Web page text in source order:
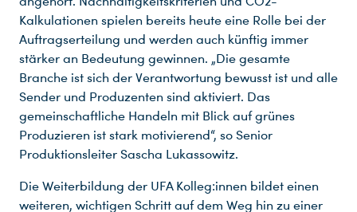
Kalkulationen spielen bereits heute eine Rolle bei der
Auftragserteilung und werden auch künftig immer
stärker an Bedeutung gewinnen. „Die gesamte
Branche ist sich der Verantwortung bewusst ist und alle
Sender und Produzenten sind aktiviert. Das
gemeinschaftliche Handeln mit Blick auf grünes
Produzieren ist stark motivierend“, so Senior
Produktionsleiter Sascha Lukassowitz.
Die Weiterbildung der UFA Kolleg:innen bildet einen
weiteren, wichtigen Schritt auf dem Weg hin zu einer